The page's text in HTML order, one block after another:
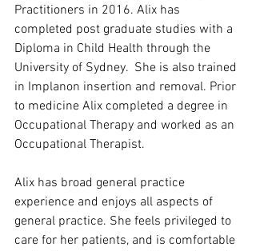
Practitioners in 2016. Alix has
completed post graduate studies with a
Diploma in Child Health through the
University of Sydney.  She is also trained
in Implanon insertion and removal. Prior
to medicine Alix completed a degree in
Occupational Therapy and worked as an
Occupational Therapist.
Alix has broad general practice
experience and enjoys all aspects of
general practice. She feels privileged to
care for her patients, and is comfortable